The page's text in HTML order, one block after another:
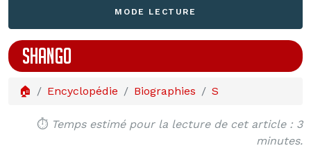
MODE LECTURE
SHANGO
🏠 Encyclopédie Biographies S
⏱️ Temps estimé pour la lecture de cet article : 3
minutes.